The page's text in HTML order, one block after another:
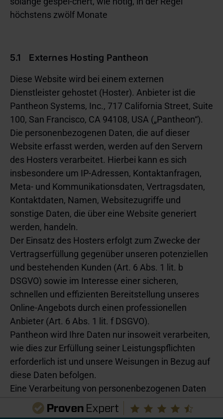
höchstens zwölf Monate
5.1 Externes Hosting Pantheon
Diese Website wird bei einem externen
Dienstleister gehostet (Hoster). Anbieter ist die
Pantheon Systems, Inc., 717 California Street, Suite
100, San Francisco, CA 94108, USA („Pantheon“).
Die personenbezogenen Daten, die auf dieser
Website erfasst werden, werden auf den Servern
des Hosters verarbeitet. Hierbei kann es sich
insbesondere um IP-Adressen, Kontaktanfragen,
Meta- und Kommunikationsdaten, Vertragsdaten,
Kontaktdaten, Namen, Websitezugriffe und
sonstige Daten, die über eine Website generiert
werden, handeln.
Der Einsatz des Hosters erfolgt zum Zwecke der
Vertragserfüllung gegenüber unseren potenziellen
und bestehenden Kunden (Art. 6 Abs. 1 lit. b
DSGVO) sowie im Interesse einer sicheren,
schnellen und effizienten Bereitstellung unseres
Online-Angebots durch einen professionellen
Anbieter (Art. 6 Abs. 1 lit. f DSGVO).
Pantheon wird Ihre Daten nur insoweit verarbeiten,
wie dies zur Erfüllung seiner Leistungspflichten
erforderlich ist und unsere Weisungen in Bezug auf
diese Daten befolgen.
Eine Verarbeitung von personenbezogenen Daten
kann auch in den USA stattfinden. Für
Datenübermittlungen in die USA stützen wir uns